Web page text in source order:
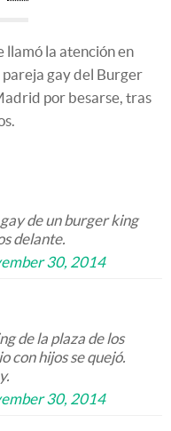
llamó la atención en
pareja gay del Burger
por besarse, tras
de un burger king
delante.
30, 2014
de la plaza de los
con hijos se quejó.
30, 2014